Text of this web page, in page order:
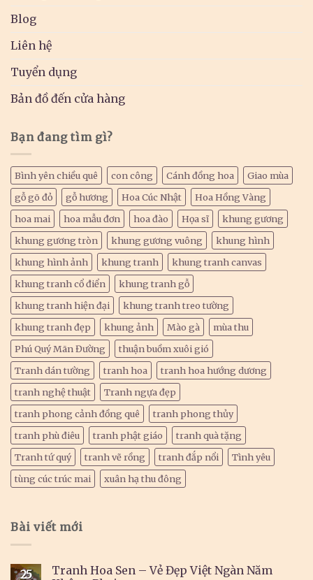
Blog
Liên hệ
Tuyển dụng
Bản đồ đến cửa hàng
Bạn đang tìm gì?
Bình yên chiều quê con công Cánh đồng hoa
Giao mùa
gỗ gõ đỏ
gỗ hương Hoa Cúc Nhật
Hoa Hồng Vàng
hoa mai
hoa mẫu đơn hoa đào Họa sĩ
khung gương
khung gương tròn
khung gương vuông
khung hình
khung hình ảnh
khung tranh
khung tranh canvas
khung tranh cổ điển
khung tranh gỗ
khung tranh hiện đại
khung tranh treo tường
khung tranh đẹp
khung ảnh Mào gà
mùa thu
Phú Quý Mãn Đường
thuận buồm xuôi gió
Tranh dán tường
tranh hoa
tranh hoa hướng dương
tranh nghệ thuật
Tranh ngựa đẹp
tranh phong cảnh đồng quê
tranh phong thủy
tranh phù điêu
tranh phật giáo
tranh quà tặng
Tranh tứ quý
tranh vẽ rồng tranh đắp nổi
Tình yêu
tùng cúc trúc mai
xuân hạ thu đông
Bài viết mới
25
Tranh Hoa Sen – Vẻ Đẹp Việt Ngàn Năm